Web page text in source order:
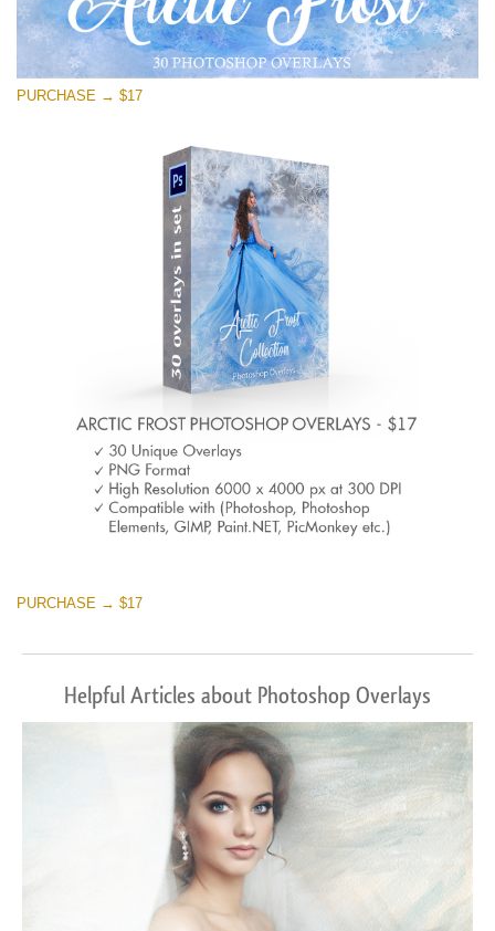
PURCHASE → $17
PURCHASE → $17
Helpful Articles about Photoshop Overlays